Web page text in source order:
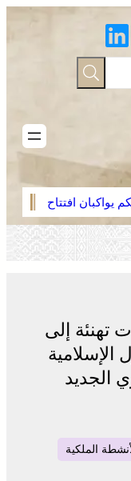
يواكبان افتتاح
بتاهلة .. جهود
العرس
تهنئة إلى
الإسلامية
الجديد
الملكية